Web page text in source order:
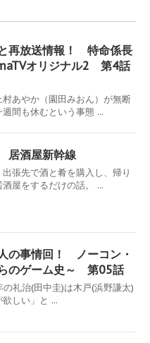
再放送情報！ 特命係長
オリジナル2 第4話
あやか（園田みおん）が無断
間も休むという事態 ...
居酒屋新幹線
張先で酒と肴を購入し、帰り
屋をするだけの話。 ...
の事情回！ ノーコン・
のゲーム史～ 第05話
礼治(田中圭)は木戸(浜野謙太)
しい」と ...